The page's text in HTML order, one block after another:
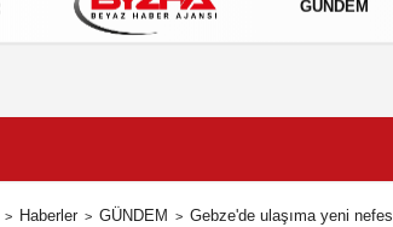
Hakkımızda Künye Çerez Politikası
GÜNDEM
Haberler GÜNDEM Gebze'de ulaşıma yeni nefes